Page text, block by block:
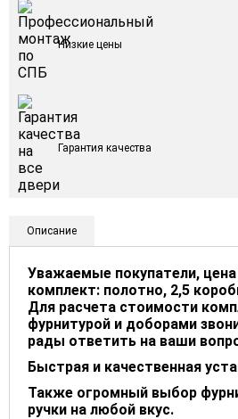
Низкие цены
Гарантия качества
Описание
Уважаемые покупатели, цена
комплект: полотно, 2,5
Для расчета стоимости
фурнитурой и доборами
рады ответить на ваши
Быстрая и качественная
Также огромный выбор
ручки на любой вкус.